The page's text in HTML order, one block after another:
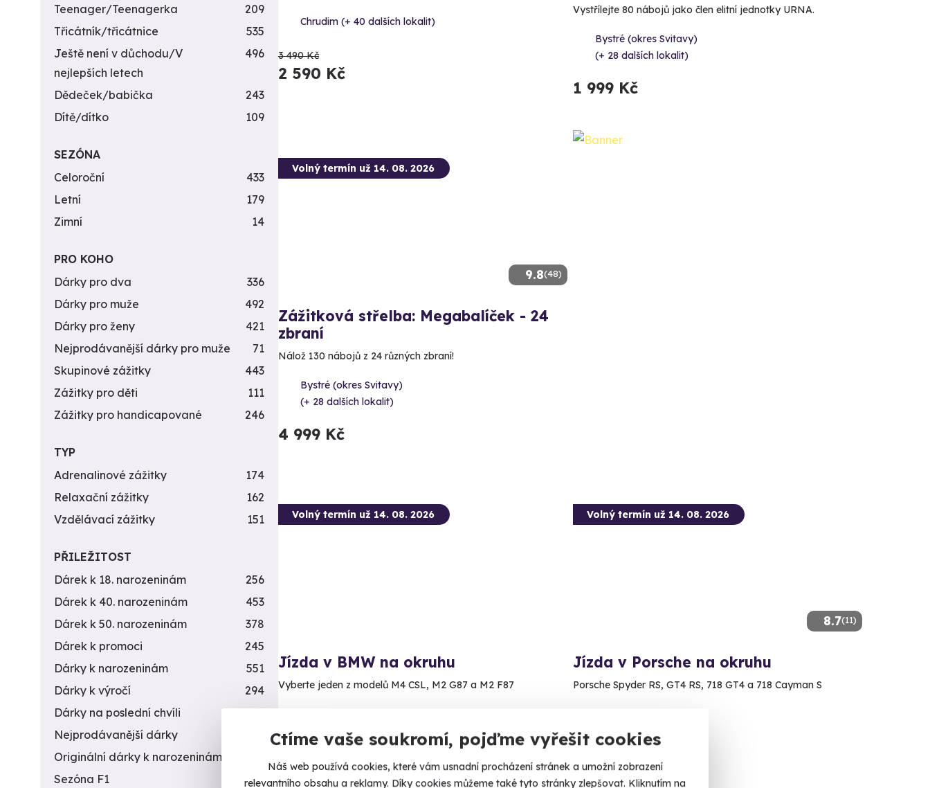
Ctíme vaše soukromí, pojďme vyřešit cookies
Náš web používá cookies, které vám usnadní procházení stránek a umožní zobrazení
relevantního obsahu a reklamy. Díky cookies můžeme také tyto stránky zlepšovat. Kliknutím na
Chrudim (+ 40 dalších lokalit)
3 490 Kč
2 590 Kč
Vystřílejte 80 nábojů jako člen elitní jednotky URNA.
Bystré (okres Svitavy)
(+ 28 dalších lokalit)
1 999 Kč
9.8(48)
Volný termín už 14. 08. 2026
Zážitková střelba: Megabalíček - 24
zbraní
Nálož 130 nábojů z 24 různých zbraní!
Bystré (okres Svitavy)
(+ 28 dalších lokalit)
4 999 Kč
Volný termín už 14. 08. 2026
Jízda v BMW na okruhu
Vyberte jeden z modelů M4 CSL, M2 G87 a M2 F87
(+ 4 další lokality)
1 690 Kč
8.7(11)
Volný termín už 14. 08. 2026
Jízda v Porsche na okruhu
Porsche Spyder RS, GT4 RS, 718 GT4 a 718 Cayman S
(+ 4 další lokality)
1 990 Kč
Teenager/Teenagerka
209
Třicátník/třicátnice
535
Ještě není v důchodu/V
nejlepších letech
496
Dědeček/babička
243
Dítě/dítko
109
SEZÓNA
Celoroční
433
Letní
179
Zimní
14
PRO KOHO
Dárky pro dva
336
Dárky pro muže
492
Dárky pro ženy
421
Nejprodávanější dárky pro muže
71
Skupinové zážitky
443
Zážitky pro děti
111
Zážitky pro handicapované
246
TYP
Adrenalinové zážitky
174
Relaxační zážitky
162
Vzdělávací zážitky
151
PŘILEŽITOST
Dárek k 18. narozeninám
256
Dárek k 40. narozeninám
453
Dárek k 50. narozeninám
378
Dárek k promoci
245
Dárky k narozeninám
551
Dárky k výročí
294
Dárky na poslední chvíli
450
Nejprodávanější dárky
Originální dárky k narozeninám
Sezóna F1
4